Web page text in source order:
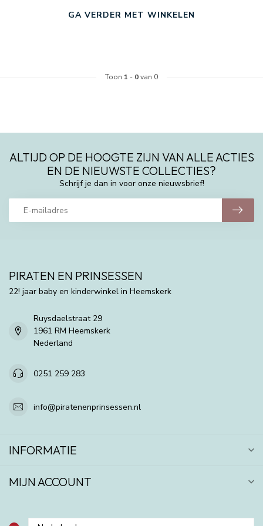
GA VERDER MET WINKELEN
Toon 1 - 0van 0
ALTIJD OP DE HOOGTE ZIJN VAN ALLE ACTIES
EN DE NIEUWSTE COLLECTIES?
Schrijf je dan in voor onze nieuwsbrief!
PIRATEN EN PRINSESSEN
22! jaar baby en kinderwinkel in Heemskerk
Ruysdaelstraat 29
1961 RM Heemskerk
Nederland
0251 259 283
info@piratenenprinsessen.nl
INFORMATIE
MIJN ACCOUNT